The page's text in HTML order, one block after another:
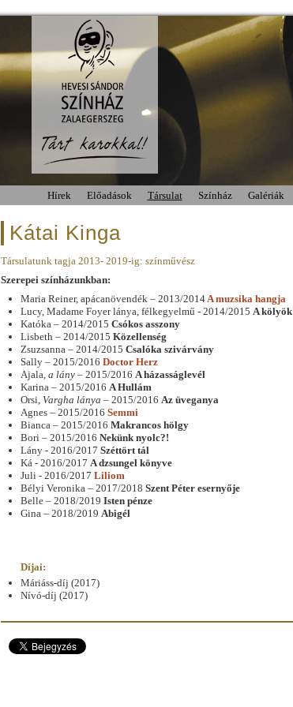
Hírek Előadások Társulat Színház Galériák
Kátai Kinga
Társulatunk tagja 2013- 2019-ig: színművész
Szerepei színházunkban:
Maria Reiner, apácanövendék – 2013/2014 A muzsika hangja
Lucy, Madame Foyer lánya, félkegyelmű - 2014/2015 A kölyök
Katóka – 2014/2015 Csókos asszony
Lisbeth – 2014/2015 Közellenség
Zsuzsanna – 2014/2015 Csalóka szivárvány
Sally – 2015/2016 Doctor Herz
Ajala, a lány – 2015/2016 A házasságlevél
Karina – 2015/2016 A Hullám
Orsi, Vargha lánya – 2015/2016 Az üveganya
Agnes – 2015/2016 Semmi
Bianca – 2015/2016 Makrancos hölgy
Bori – 2015/2016 Nekünk nyolc?!
Lány - 2016/2017 Széttört tál
Ká - 2016/2017 A dzsungel könyve
Juli - 2016/2017 Liliom
Bélyi Veronika – 2017/2018 Szent Péter esernyője
Belle – 2018/2019 Isten pénze
Gina – 2018/2019 Abigél
Díjai:
Máriáss-díj (2017)
Nívó-díj (2017)